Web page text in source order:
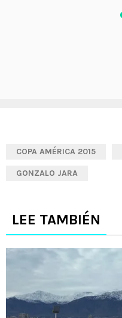
COPA AMÉRICA 2015
GONZALO JARA
LEE TAMBIÉN